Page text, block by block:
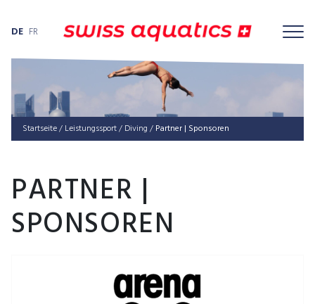
DE FR
Startseite/ Leis­tungs­sport/ Diving / Partner | Sponsoren
PARTNER |
SPONSOREN